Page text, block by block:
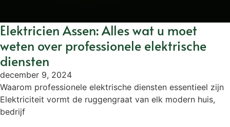
Elektricien Assen: Alles wat u moet
weten over professionele elektrische
diensten
december 9, 2024
Waarom professionele elektrische diensten essentieel zijn
Elektriciteit vormt de ruggengraat van elk modern huis,
bedrijf